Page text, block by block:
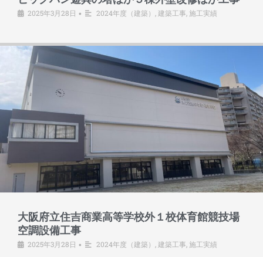
2025年3月28日 • 2024年度（建築） ,建築工事,施工実績
大阪府立住吉商業高等学校外１校体育館競技場
空調設備工事
2025年3月28日 • 2024年度（建築） ,建築工事,施工実績